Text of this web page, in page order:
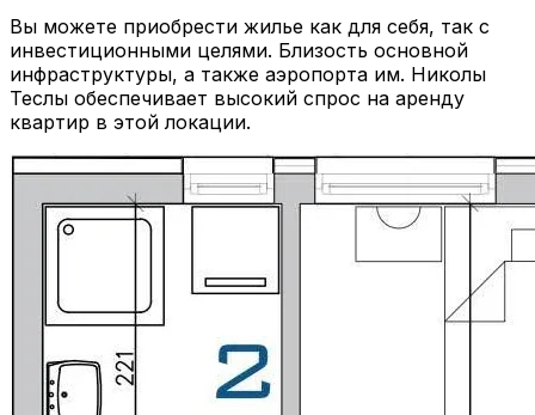
Вы можете приобрести жилье как для себя, так с
инвестиционными целями. Близость основной
инфраструктуры, а также аэропорта им. Николы
Теслы обеспечивает высокий спрос на аренду
квартир в этой локации.